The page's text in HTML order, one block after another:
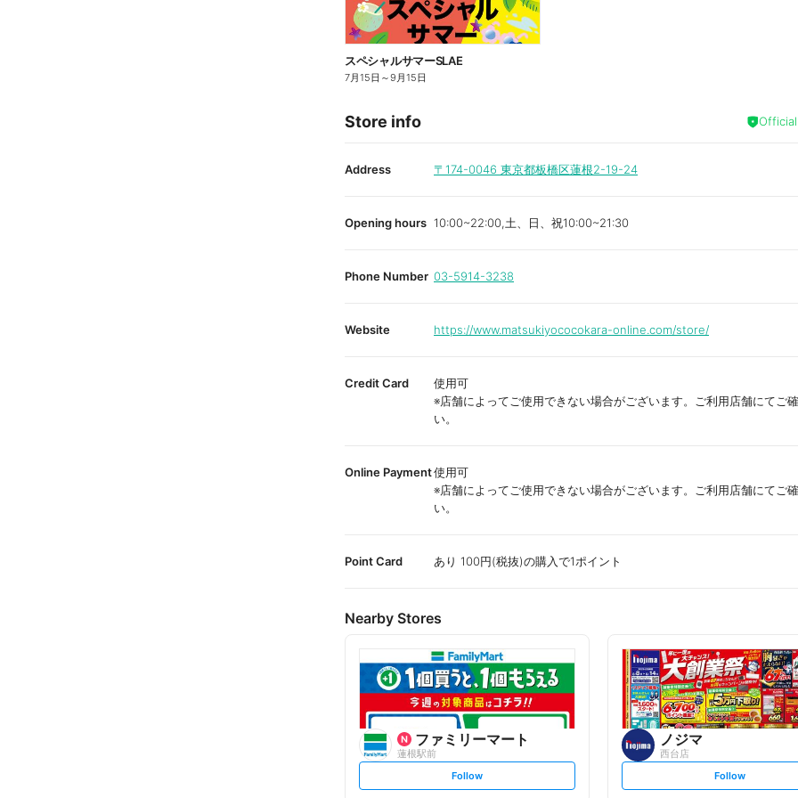
スペシャルサマーSLAE
7月15日 ～9月15日
Store info
Address 〒174-0046 東京都板橋区蓮根2-19-24
Opening hours 10:00~22:00,土、日、祝10:00~21:30
Phone Number 03-5914-3238
Website https://www.matsukiyococokara-online.com/store/
Credit Card
使用可
※店舗によってご使用できない場合がございます。ご利用店舗にてご
い。
Online Payment使用可
※店舗によってご使用できない場合がございます。ご利用店舗にてご
い。
Point Card あり 100円(税抜)の購入で1ポイント
Nearby Stores
ファミリーマート
蓮根駅前
s
t
Follow
ノジマ
西台店
s
t
Follow